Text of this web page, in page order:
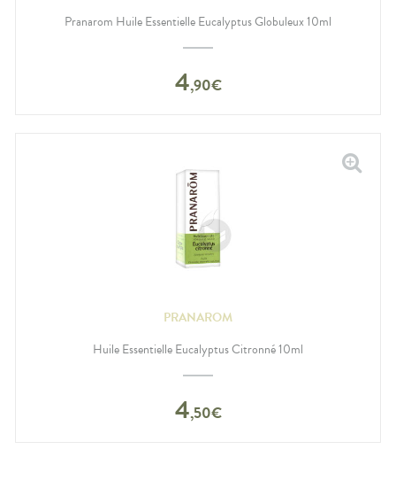
Pranarom Huile Essentielle Eucalyptus Globuleux 10ml
4,90€
PRANAROM
Huile Essentielle Eucalyptus Citronné 10ml
4,50€